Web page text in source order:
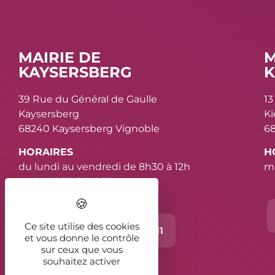
MAIRIE DE
KAYSERSBERG
39 Rue du Général de Gaulle
Kaysersberg
68240 Kaysersberg Vignoble
HORAIRES
du lundi au vendredi de 8h30 à 12h
et de 13h30 à 16h30
Contact 03 89 78 11 11
Ce site utilise des cookies
et vous donne le contrôle
sur ceux que vous
souhaitez activer